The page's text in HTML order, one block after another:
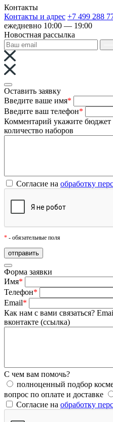
Контакты
Контакты и адрес +7 499 288
ежедневно 10:00 — 19:00
Новостная рассылка
Оставить заявку
Введите ваше имя*
Введите ваш телефон*
Комментарий укажите бюджет
количество наборов
Согласие на обработку
* - обязательные поля
Форма заявки
Имя*
Телефон*
Email*
Как нам с вами связаться?
вконтакте (ссылка)
С чем вам помочь?
полноценный подбор
вопрос по оплате и доставке
Согласие на обработку